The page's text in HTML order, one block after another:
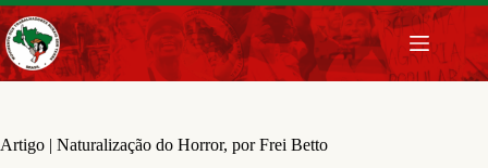
Pular
para
o
conteúdo
Artigo | Naturalização do Horror, por Frei Betto